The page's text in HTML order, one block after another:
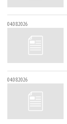
04.08.2026
04.08.2026